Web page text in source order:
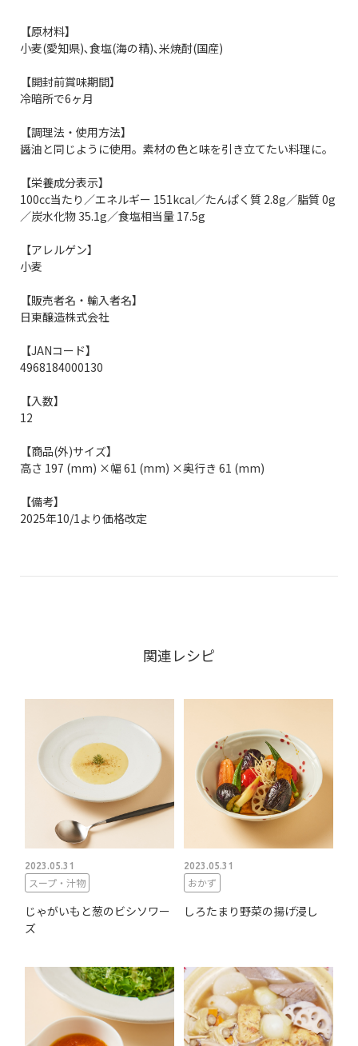
【原材料】
小麦(愛知県)､食塩(海の精)､米焼酎(国産)
【開封前賞味期間】
冷暗所で6ヶ月
【調理法・使用方法】
醤油と同じように使用。素材の色と味を引き立てたい料理に。
【栄養成分表示】
100cc当たり／エネルギー 151kcal／たんぱく質 2.8g／脂質 0g
／炭水化物 35.1g／食塩相当量 17.5g
【アレルゲン】
小麦
【販売者名・輸入者名】
日東醸造株式会社
【JANコード】
4968184000130
【入数】
12
【商品(外)サイズ】
高さ 197 (mm) ×幅 61 (mm) ×奥行き 61 (mm)
【備考】
2025年10/1より価格改定
関連レシピ
2023.05.31
スープ・汁物
じゃがいもと葱のビシソワー
ズ
2023.05.31
おかず
しろたまり野菜の揚げ浸し